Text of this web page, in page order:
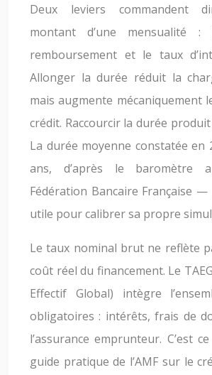
Deux leviers commandent
montant d’une mensualité
remboursement et le taux
Allonger la durée réduit la
mais augmente mécaniquement
crédit. Raccourcir la durée produit
La durée moyenne constatée en
ans, d’après le baromètre
Fédération Bancaire Française
utile pour calibrer sa propre
Le taux nominal brut ne reflète
coût réel du financement. Le
Effectif Global) intègre
obligatoires : intérêts, frais de
l’assurance emprunteur. C’est
guide pratique de l’AMF sur le